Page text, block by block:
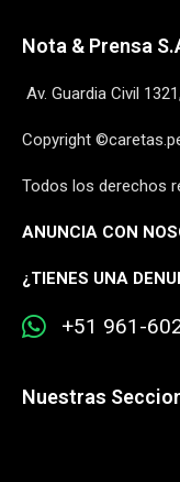
Nota & Prensa
Av. Guardia Civil
Copyright
Todos los derechos
ANUNCIA CON
¿TIENES UNA
+51 961-
Nuestras